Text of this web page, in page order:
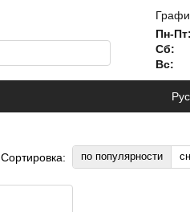
Пн-Пт:
Сб:
Вс:
Рус
Сортировка: по популярности